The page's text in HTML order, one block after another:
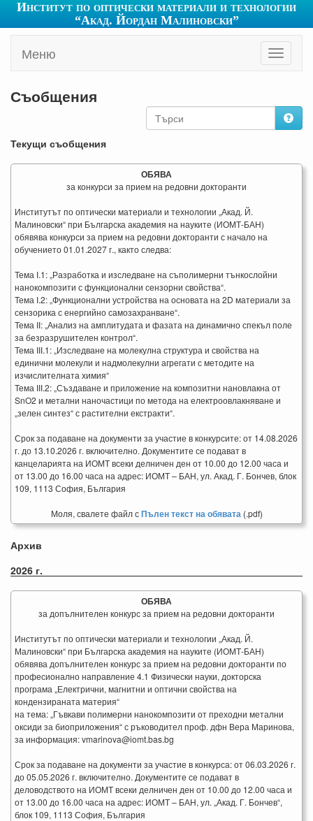
Институт по оптически материали и технологии
“Акад. Йордан Малиновски”
Toggle
Меню
Съобщения
Текущи съобщения
ОБЯВА
за конкурси за прием на редовни докторанти
Институтът по оптически материали и технологии „Акад. Й.
Малиновски“ при Българска академия на науките (ИОМТ-БАН)
обявява конкурси за прием на редовни докторанти с начало на
обучението 01.01.2027 г., както следва:
Тема І.1: „Разработка и изследване на съполимерни тънкослойни
нанокомпозити с функционални сензорни свойства“.
Тема І.2: „Функционални устройства на основата на 2D материали за
сензорика с енергийно самозахранване“.
Тема ІІ: „Анализ на амплитудата и фазата на динамично спекъл поле
за безразрушителен контрол“.
Тема ІІІ.1: „Изследване на молекулна структура и свойства на
единични молекули и надмолекулни агрегати с методите на
изчислителната химия“
Тема ІІІ.2: „Създаване и приложение на композитни нановлакна от
SnO2 и метални наночастици по метода на електроовлакняване и
„зелен синтез“ с растителни екстракти“.
Срок за подаване на документи за участие в конкурсите: от 14.08.2026
г. до 13.10.2026 г. включително. Документите се подават в
канцеларията на ИОМТ всеки делничен ден от 10.00 до 12.00 часа и
от 13.00 до 16.00 часа на адрес: ИОМТ – БАН, ул. Акад. Г. Бончев, блок
109, 1113 София, България
Моля, свалете файл сПълен текст на обявата (.pdf)
Архив
2026 г.
ОБЯВА
за допълнителен конкурс за прием на редовни докторанти
Институтът по оптически материали и технологии „Акад. Й.
Малиновски“ при Българска академия на науките (ИОМТ-БАН)
обявява допълнителен конкурс за прием на редовни докторанти по
професионално направление 4.1 Физически науки, докторска
програма „Електрични, магнитни и оптични свойства на
кондензираната материя“
на тема: „Гъвкави полимерни нанокомпозити от преходни метални
оксиди за биoприложения“ с ръководител проф. дфн Вера Маринова,
за информация: vmarinova@iomt.bas.bg
Срок за подаване на документи за участие в конкурса: от 06.03.2026 г.
до 05.05.2026 г. включително. Документите се подават в
деловодството на ИОМТ всеки делничен ден от 10.00 до 12.00 часа и
от 13.00 до 16.00 часа на адрес: ИОМТ – БАН, ул. „Акад. Г. Бончев“,
блок 109, 1113 София, България